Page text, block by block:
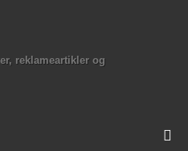
reklameartikler og